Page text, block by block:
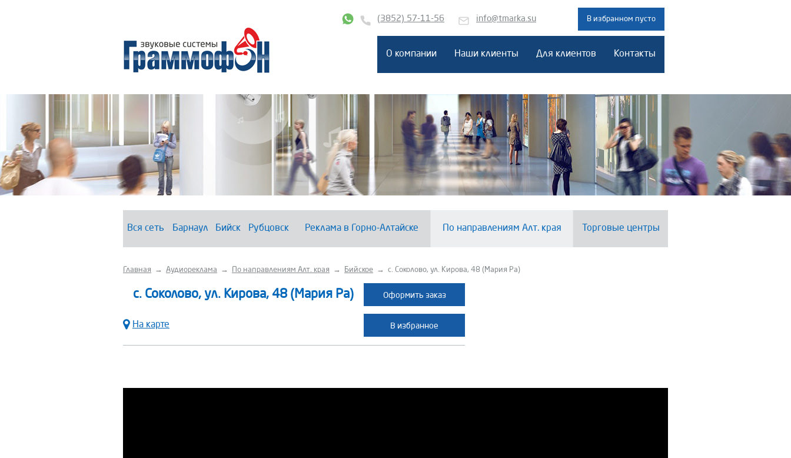
В избранном пусто
(3852) 57-11-56 info@tmarka.su
О компании Наши клиенты Для клиентов Контакты
Вся сеть Барнаул Бийск Рубцовск Реклама в Горно-Алтайске По направлениям Алт. края Торговые центры
Главная → Аудиореклама → По направлениям Алт. края → Бийское → с. Соколово, ул. Кирова, 48 (Мария Ра)
с. Соколово, ул. Кирова, 48 (Мария Ра)
На карте
Оформить заказ
В избранное